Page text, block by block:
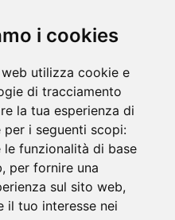
i cookies
utilizza cookie e
di tracciamento
la tua esperienza di
per i seguenti scopi:
le funzionalità di base
, per fornire una
sul sito web,
il tuo interesse nei
miss on our best
Our company
Privacy Policy
Cookie Policy
Contact us